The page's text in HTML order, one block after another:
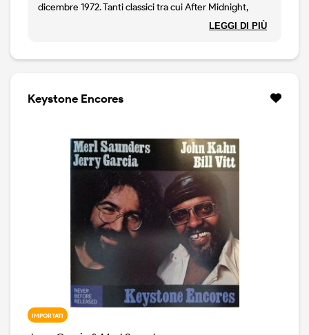
dicembre 1972. Tanti classici tra cui After Midnight,
Georgia on my mind, When I paint my masterpiece di
LEGGI DI PIÙ
Keystone Encores
IMPORTATI